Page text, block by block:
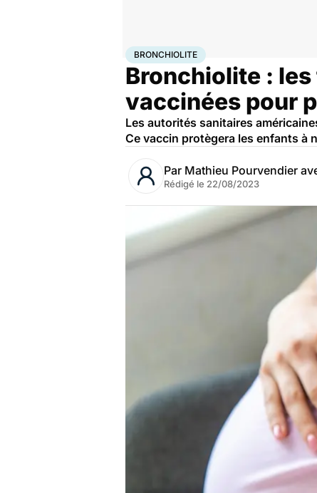
AccueilSantéMédicaments
BRONCHIOLITE
Bronchiolite :
vaccinées pour
Les autorités sanitaires
Ce vaccin protègera les enfants à
Par Mathieu Pourvendier
Rédigé le 22/08/2023